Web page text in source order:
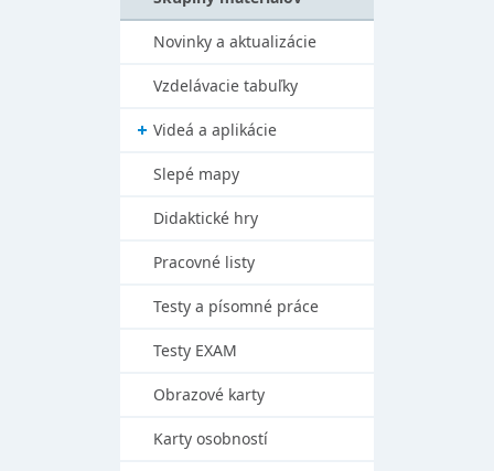
Novinky a aktualizácie
Vzdelávacie tabuľky
Videá a aplikácie
Slepé mapy
Didaktické hry
Pracovné listy
Testy a písomné práce
Testy EXAM
Obrazové karty
Karty osobností